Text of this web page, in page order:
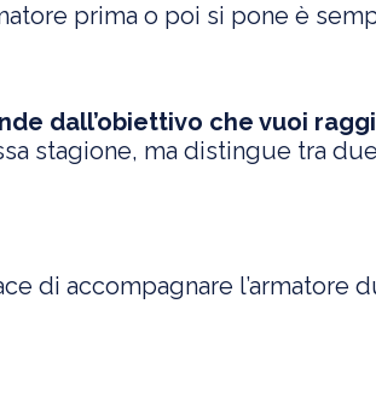
prima o poi si pone è
dall’obiettivo che vuoi
stagione, ma distingue tra
di accompagnare l’armatore